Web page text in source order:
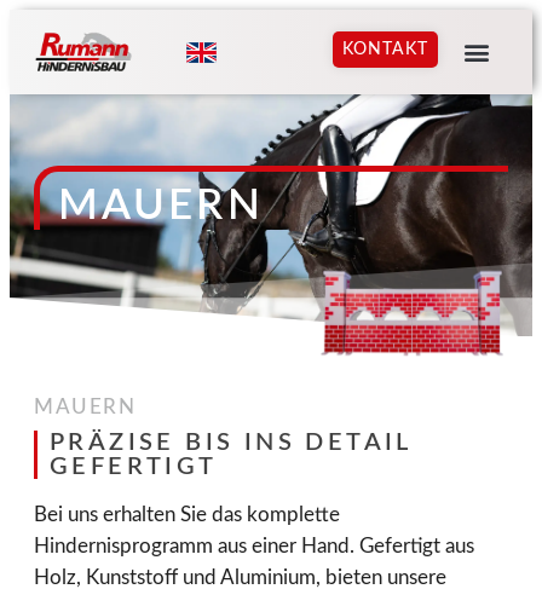
KONTAKT
MAUERN
MAUERN
PRÄZISE BIS INS DETAIL
GEFERTIGT
Bei uns erhalten Sie das komplette
Hindernisprogramm aus einer Hand. Gefertigt aus
Holz, Kunststoff und Aluminium, bieten unsere